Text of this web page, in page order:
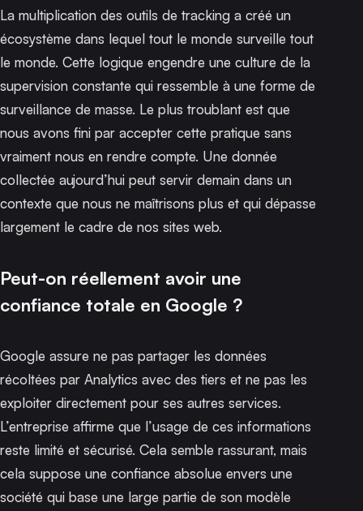
La multiplication des outils de tracking a créé un
écosystème dans lequel tout le monde surveille tout
le monde. Cette logique engendre une culture de la
supervision constante qui ressemble à une forme de
surveillance de masse. Le plus troublant est que
nous avons fini par accepter cette pratique sans
vraiment nous en rendre compte. Une donnée
collectée aujourd’hui peut servir demain dans un
contexte que nous ne maîtrisons plus et qui dépasse
largement le cadre de nos sites web.
Peut-on réellement avoir une
confiance totale en Google ?
Google assure ne pas partager les données
récoltées par Analytics avec des tiers et ne pas les
exploiter directement pour ses autres services.
L’entreprise affirme que l’usage de ces informations
reste limité et sécurisé. Cela semble rassurant, mais
cela suppose une confiance absolue envers une
société qui base une large partie de son modèle